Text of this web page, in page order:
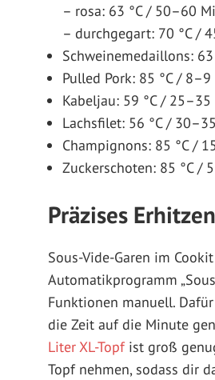
– rosa: 63 °C / 50–60
– durchgegart: 70 °C /
Schweinemedaillons:
Pulled Pork: 85 °C / 8–9
Kabeljau: 59 °C / 25–35
Lachsfilet: 56 °C /
Champignons: 85 °C /
Zuckerschoten: 85 °C /
Präzises
Sous-Vide-Garen im
Automatikprogramm
Funktionen manuell.
die Zeit auf die Minute
Liter XL-Topf ist groß
Topf nehmen, sodass dir